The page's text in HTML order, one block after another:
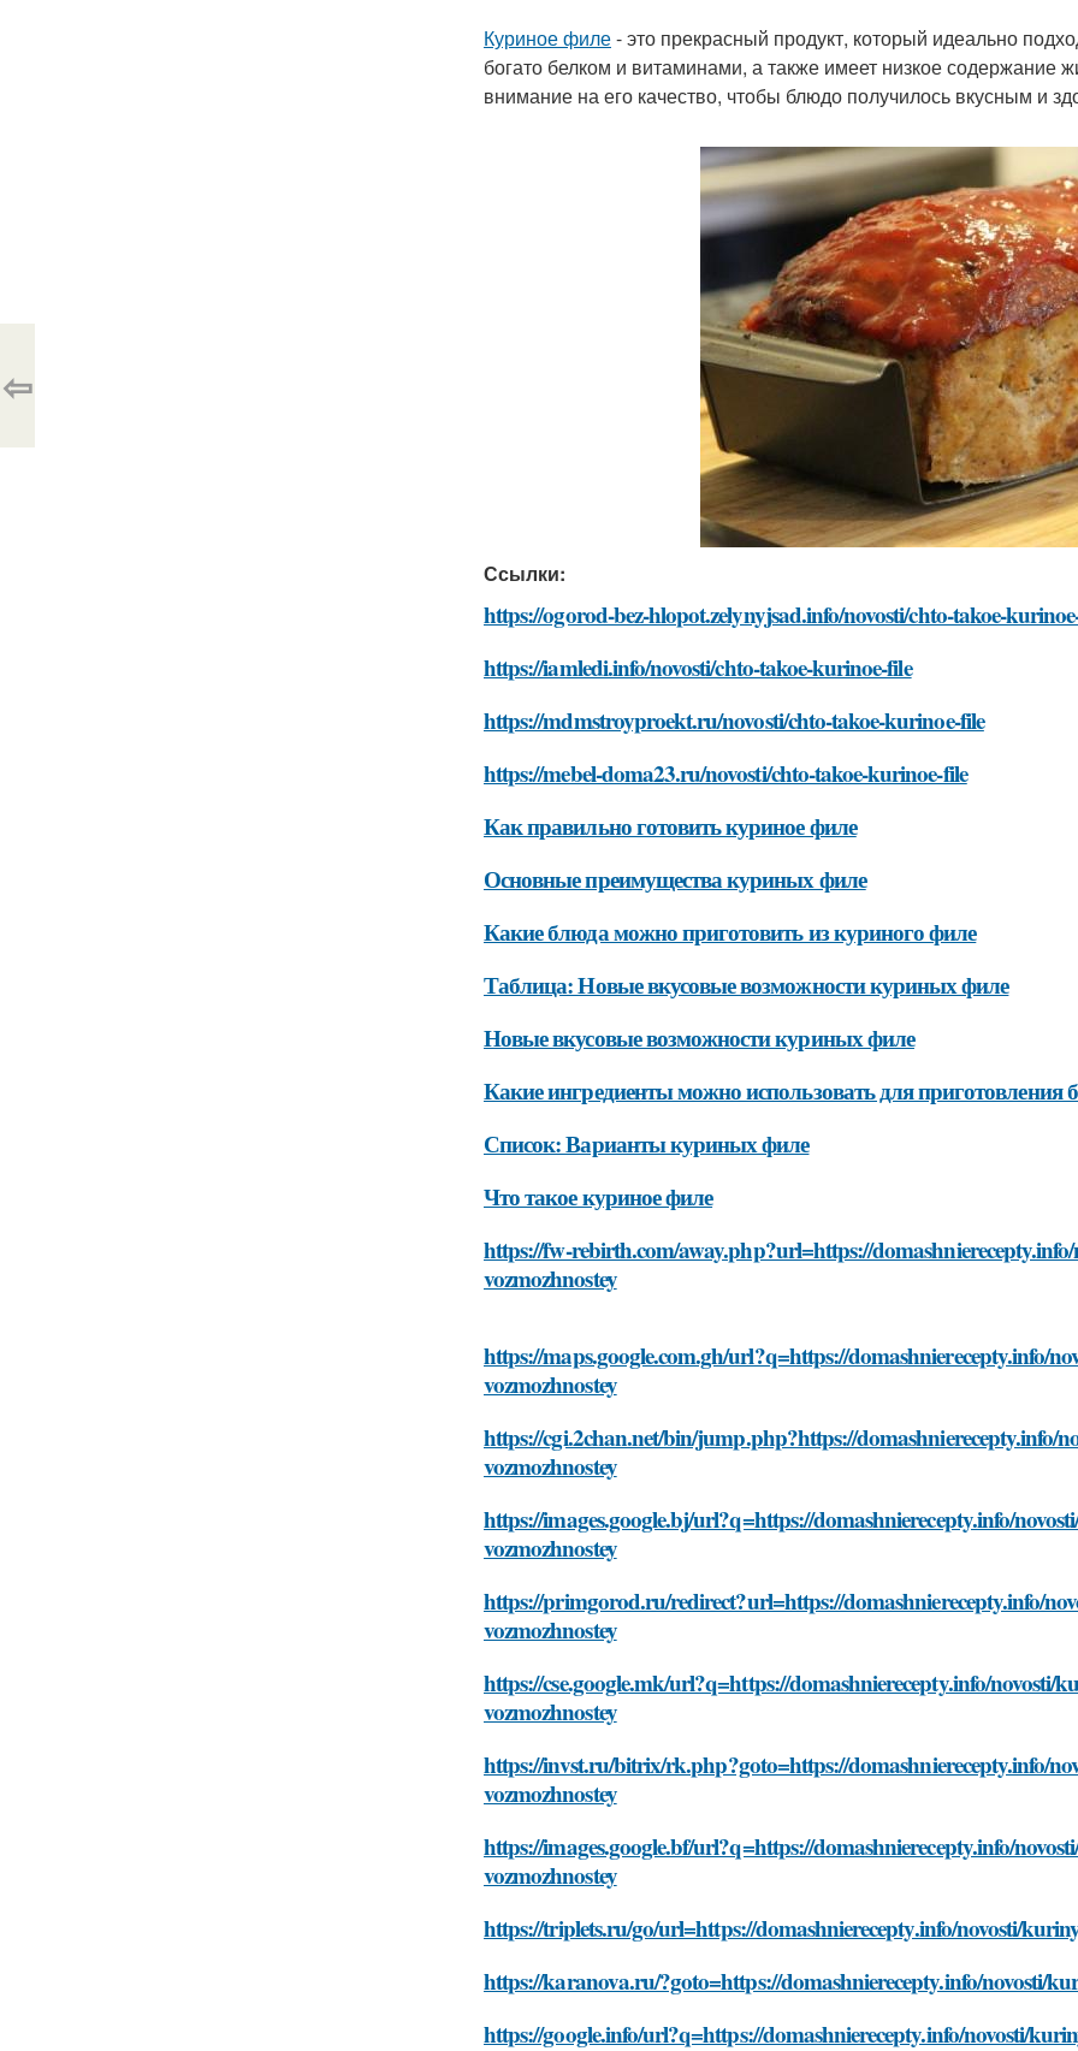
Куриное филе- это прекрасный продукт, который идеально
богато белком и витаминами, а также имеет низкое
внимание на его качество, чтобы блюдо получилось вкусным и
Ссылки:
https://ogorod-bez-hlopot.zelynyjsad.info/novosti/chto-takoe-
https://iamledi.info/novosti/chto-takoe-kurinoe-file
https://mdmstroyproekt.ru/novosti/chto-takoe-kurinoe-file
https://mebel-doma23.ru/novosti/chto-takoe-kurinoe-file
Как правильно готовить куриное филе
Основные преимущества куриных филе
Какие блюда можно приготовить из куриного филе
Таблица: Новые вкусовые возможности куриных филе
Новые вкусовые возможности куриных филе
Какие ингредиенты можно использовать для приготовления
Список: Варианты куриных филе
Что такое куриное филе
https://fw-rebirth.com/away.php?url=https://
vozmozhnostey
https://maps.google.com.gh/url?q=https://domashnierecepty.info/
vozmozhnostey
https://cgi.2chan.net/bin/jump.php?https://domashnierecepty.info/
vozmozhnostey
https://images.google.bj/url?q=https://domashnierecepty.info/
vozmozhnostey
https://primgorod.ru/redirect?url=https://domashnierecepty.info/
vozmozhnostey
https://cse.google.mk/url?q=https://domashnierecepty.info/
vozmozhnostey
https://invst.ru/bitrix/rk.php?goto=https://domashnierecepty.info/
vozmozhnostey
https://images.google.bf/url?q=https://domashnierecepty.info/
vozmozhnostey
https://triplets.ru/go/url=https://domashnierecepty.info/novosti/
https://karanova.ru/?goto=https://domashnierecepty.info/novosti/
https://google.info/url?q=https://domashnierecepty.info/novosti/
⇦